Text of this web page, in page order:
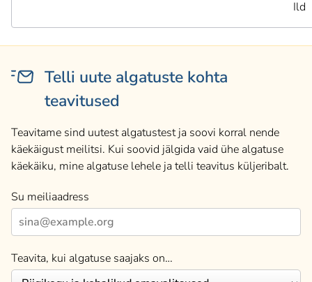
Ild
Telli uute algatuste kohta
teavitused
Teavitame sind uutest algatustest ja soovi korral nende
käekäigust meilitsi. Kui soovid jälgida vaid ühe algatuse
käekäiku, mine algatuse lehele ja telli teavitus küljeribalt.
Su meiliaadress
Teavita, kui algatuse saajaks on…